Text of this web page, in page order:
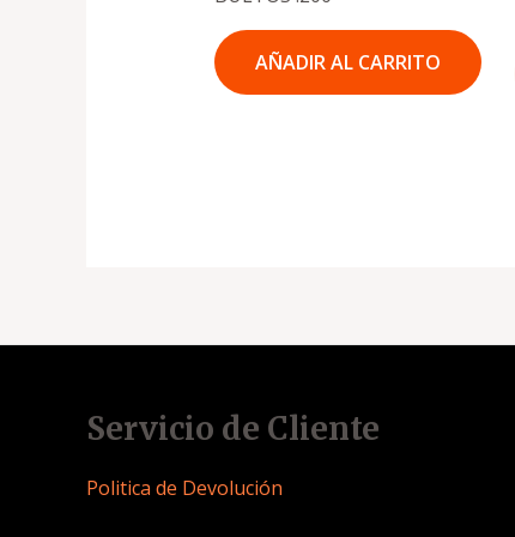
AÑADIR AL CARRITO
Servicio de Cliente
Politica de Devolución